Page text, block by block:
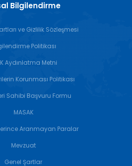
Bilgilendirme
ve Gizlilik Sözleşmesi
Politikası
Aydınlatma Metni
Korunması Politikası
Sahibi Başvuru Formu
MASAK
Aranmayan Paralar
Mevzuat
Genel Şartlar